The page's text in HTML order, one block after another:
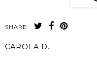
SHARE:
CAROLA D.